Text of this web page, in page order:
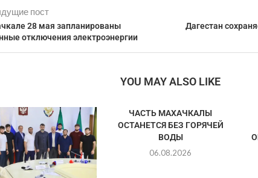
пост
28 мая запланированы
отключения электроэнергии
Дагестан
YOU MAY ALSO LIKE
ЧАСТЬ МАХАЧКАЛЫ
ОСТАНЕТСЯ БЕЗ ГОРЯЧЕЙ
ВОДЫ
06.08.2026